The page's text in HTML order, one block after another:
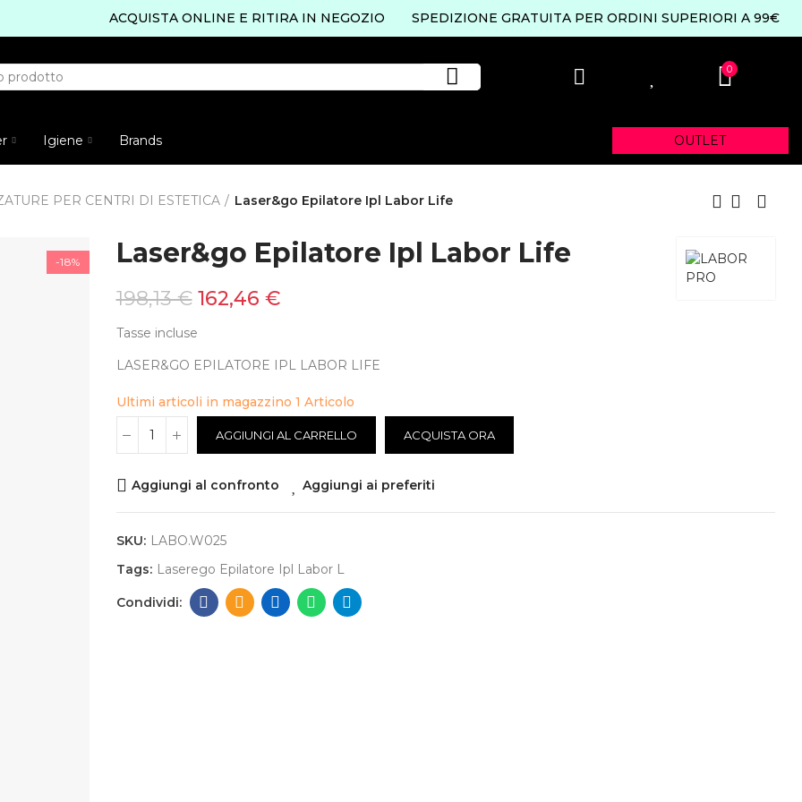
ACQUISTA ONLINE E RITIRA IN NEGOZIO SPEDIZIONE GRATUITA PER ORDINI SUPERIORI A 99€
0
Igiene Brands OUTLET
PER CENTRI DI ESTETICA Laser&go Epilatore Ipl Labor Life
-18% Laser&go Epilatore Ipl Labor Life
198,13 € 162,46 €
Tasse incluse
LASER&GO EPILATORE IPL LABOR LIFE
Ultimi articoli in magazzino 1 Articolo
AGGIUNGI AL CARRELLO ACQUISTA ORA
Aggiungi al confronto Aggiungi ai preferiti
SKU: LABO.W025
Tags: Laserego Epilatore Ipl Labor L